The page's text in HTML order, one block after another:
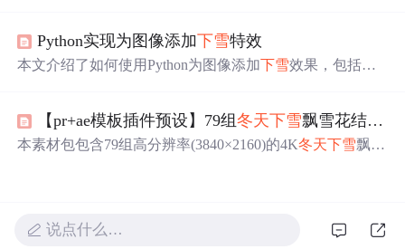
Python实现为图像添加下雪特效
本文介绍了如何使用Python为图像添加下雪效果，包括故
【pr+ae模板插件预设】79组冬天下雪飘雪花结冰特效合成mg动画
本素材包包含79组高分辨率(3840×2160)的4K冬天 下雪飘雪
合模式可轻松叠加到原视频上。
说点什么…